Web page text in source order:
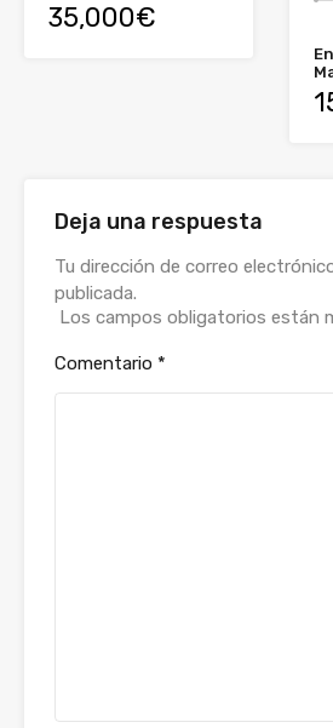
35,000€
Deja una respuesta
Tu dirección de correo
publicada.
Los campos obligatorios están
Comentario *